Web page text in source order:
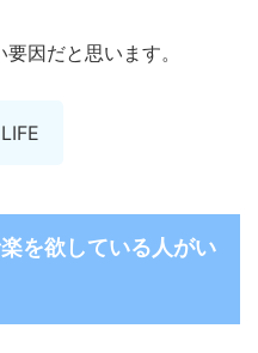
因だと思います。
を欲している人がい